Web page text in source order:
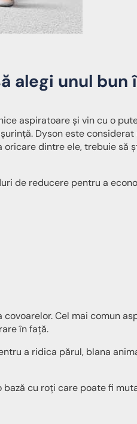
alegi unul bun
aspiratoare și vin cu o
Dyson este
dintre ele, trebuie să
de reducere pentru a
Cel mai comun
în față.
a ridica părul, blana
cu roți care poate fi